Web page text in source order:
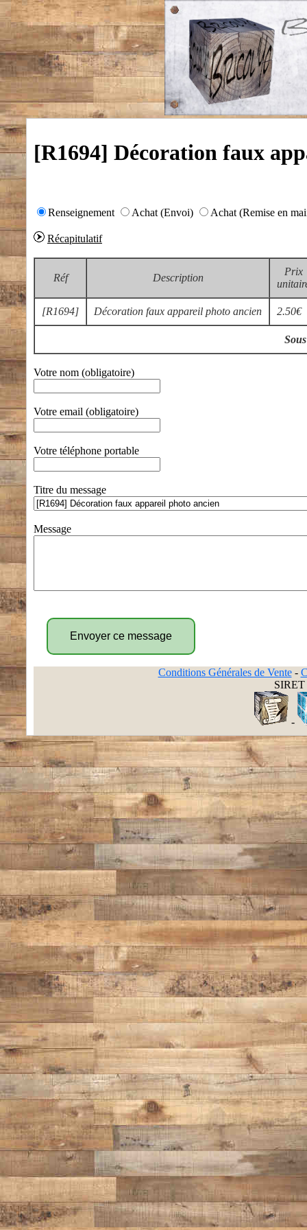
[R1694] Décoration faux
Renseignement Achat (Envoi) Achat (Remise en
Récapitulatif
Réf Description
Prix
[R1694] Décoration faux appareil photo ancien 2.50€
Votre nom (obligatoire)
Votre email (obligatoire)
Votre téléphone portable
Titre du message
Message
Conditions Générales de Vente-
SIRET
-